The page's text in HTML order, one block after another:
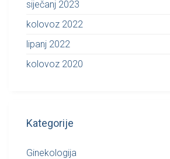
siječanj 2023
kolovoz 2022
lipanj 2022
kolovoz 2020
Kategorije
Ginekologija